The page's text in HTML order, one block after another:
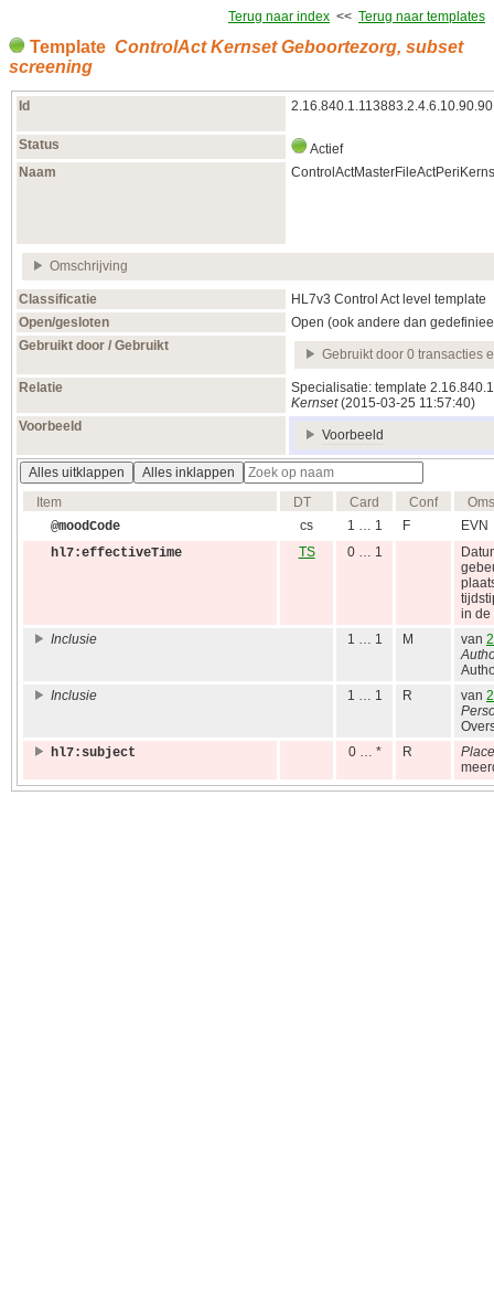
Terug naar index << Terug naar templates
Template ControlAct Kernset Geboortezorg, subset
screening
Id
Status
Actief
Naam
Omschrijving
Classificatie
HL7v3 Control Act level template
Open/gesloten
Open (ook andere dan
Gebruikt door / Gebruikt
Gebruikt door 0 transacties
Relatie
Specialisatie: template
Kernset(2015‑03‑25 11:57:40)
Voorbeeld
Voorbeeld
Alles uitklappen
Alles inklappen
Item
DT Card Conf
@moodCode
cs 1 … 1 F
EVN
hl7:effectiveTime
TS 0 … 1
in de
Inclusie
1 … 1 M van
Inclusie
1 … 1 R van
hl7:subject
0 … * R